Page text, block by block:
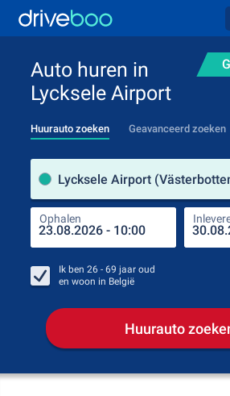
Auto huren in
Lycksele Airport
Huurauto zoeken Geavanceerd zoeken
Lycksele Airport
Ophalen
Ik ben 26 - 69 jaar oud
en woon in België
Huurauto